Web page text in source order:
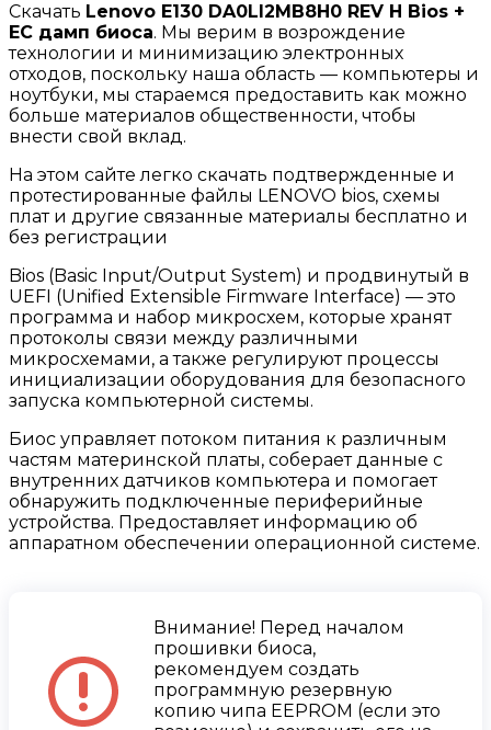
Скачать Lenovo E130 DA0LI2MB8H0 REV H Bios +
EC дамп биоса. Мы верим в возрождение
технологии и минимизацию электронных
отходов, поскольку наша область — компьютеры и
ноутбуки, мы стараемся предоставить как можно
больше материалов общественности, чтобы
внести свой вклад.
На этом сайте легко скачать подтвержденные и
протестированные файлы LENOVO bios, схемы
плат и другие связанные материалы бесплатно и
без регистрации
Bios (Basic Input/Output System) и продвинутый в
UEFI (Unified Extensible Firmware Interface) — это
программа и набор микросхем, которые хранят
протоколы связи между различными
микросхемами, а также регулируют процессы
инициализации оборудования для безопасного
запуска компьютерной системы.
Биос управляет потоком питания к различным
частям материнской платы, соберает данные с
внутренних датчиков компьютера и помогает
обнаружить подключенные периферийные
устройства. Предоставляет информацию об
аппаратном обеспечении операционной системе.
Внимание! Перед началом
прошивки биоса,
рекомендуем создать
программную резервную
копию чипа EEPROM (если это